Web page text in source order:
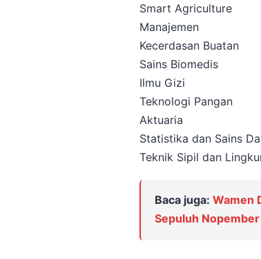
Smart Agriculture
Manajemen
Kecerdasan Buatan
Sains Biomedis
Ilmu Gizi
Teknologi Pangan
Aktuaria
Statistika dan Sains
Teknik Sipil dan
Baca juga: Wamen
Sepuluh